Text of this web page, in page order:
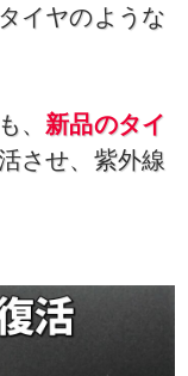
イヤのような
、 新品のタイ
させ、紫外線